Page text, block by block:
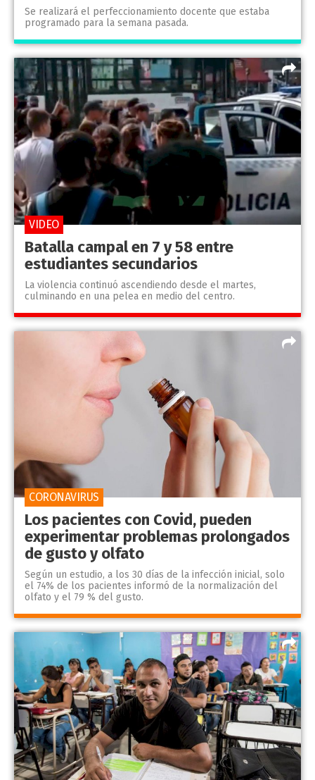
Se realizará el perfeccionamiento docente que estaba
programado para la semana pasada.
Batalla campal en 7 y 58 entre
estudiantes secundarios
La violencia continuó ascendiendo desde el martes,
culminando en una pelea en medio del centro.
VIDEO
Los pacientes con Covid, pueden
experimentar problemas prolongados
de gusto y olfato
Según un estudio, a los 30 días de la infección inicial, solo
el 74% de los pacientes informó de la normalización del
olfato y el 79 % del gusto.
CORONAVIRUS